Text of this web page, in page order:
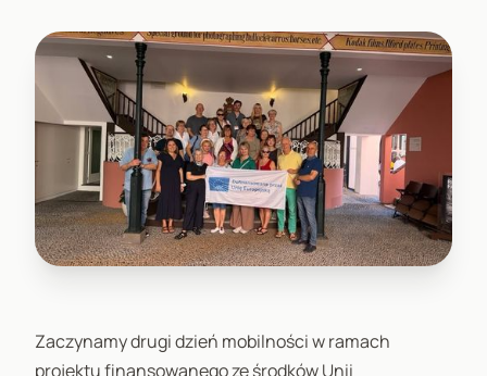
Zaczynamy drugi dzień mobilności w ramach
projektu finansowanego ze środków Unii